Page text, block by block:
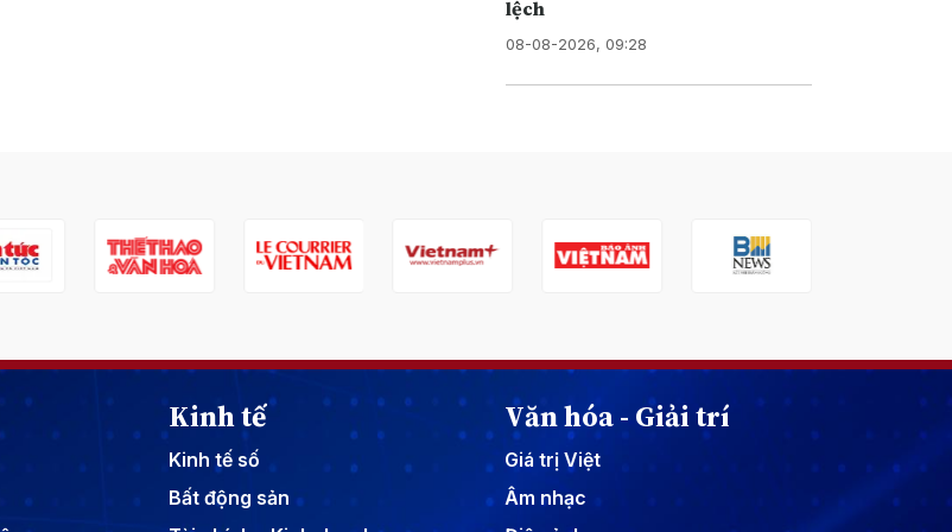
lệch
08-08-2026, 09:28
Kinh tế
Kinh tế số
Bất động sản
Văn hóa - Giải trí
Giá trị Việt
Âm nhạc